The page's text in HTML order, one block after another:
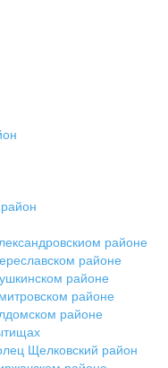
районе
районе
районе
районе
районе
Щелковский район